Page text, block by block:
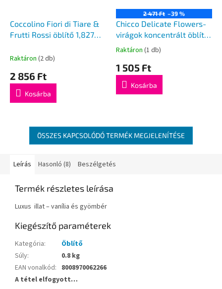
Coccolino Fiori di Tiare &
Frutti Rossi öblítő 1,827ml
Raktáron (2 db)
2 856 Ft
Kosárba
2 471 Ft –39 %
Chicco Delicate Flowers-
virágok koncentrált öblítő
750ml
A
átlagos
értékelése
Raktáron (1 db)
1 505 Ft
Kosárba
ÖSSZES KAPCSOLÓDÓ TERMÉK MEGJELENÍTÉSE
Leírás Hasonló (8) Beszélgetés
Termék részletes leírása
Luxus illat – vanília és gyömbér
Kiegészítő paraméterek
Kategória:
Öblítő
Súly:
0.8 kg
EAN vonalkód: 8008970062266
A tétel elfogyott…